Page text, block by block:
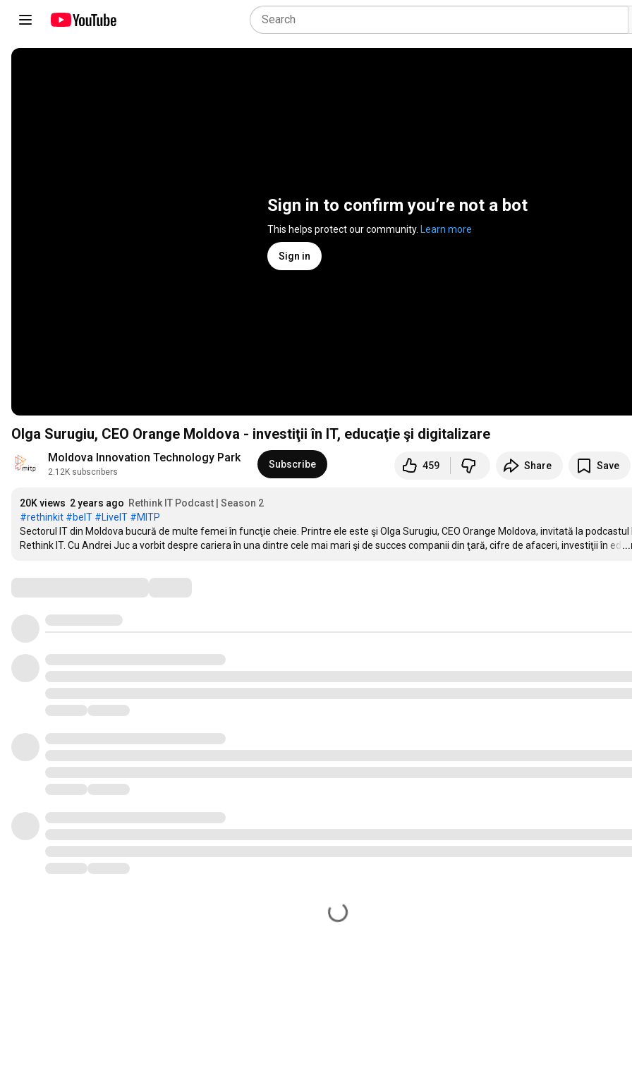
Sign in to confirm you’re not a bot
This helps protect our community. Learn more
Sign in
Olga Surugiu, CEO Orange Moldova - investiţii în IT, educaţie şi digitalizare
Moldova Innovation Technology Park
2.12K subscribers
Subscribe 459 Share Save
20K views 2 years ago Rethink IT Podcast | Season 2
#rethinkit #beIT #LiveIT #MITP
Sectorul IT din Moldova bucură de multe femei în funcţie cheie. Printre ele este şi Olga Surugiu, CEO Orange Moldova, invitată la podcastul
Rethink IT. Cu Andrei Juc a vorbit despre cariera în una dintre cele mai mari şi de succes companii din ţară, cifre de afaceri, investiţii în ed …